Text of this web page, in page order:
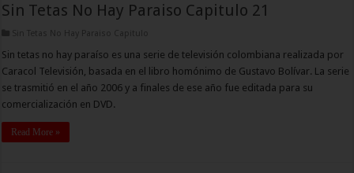
Sin Tetas No Hay Paraiso Capitulo 21
Sin Tetas No Hay Paraiso Capitulo
Sin tetas no hay paraíso es una serie de televisión colombiana realizada por
Caracol Televisión, basada en el libro homónimo de Gustavo Bolívar. La serie
se trasmitió en el año 2006 y a finales de ese año fue editada para su
comercialización en DVD.
Read More »